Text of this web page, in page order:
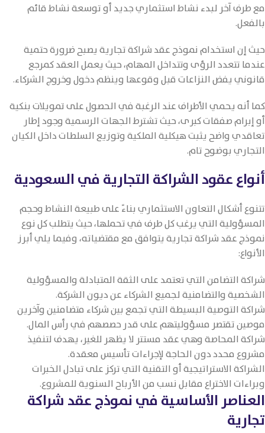
مع طرف آخر لبدء نشاط استثماري جديد أو توسعة نشاط قائم
بالفعل.
حيث إن استخدام نموذج عقد شراكة تجارية يصبح ضرورة حتمية
عندما تتعدد الرؤى وتتداخل المهام، حيث يعمل العقد كمرجع
قانوني يفض النزاعات قبل وقوعها وينظم دخول وخروج الشركاء.
كما أنه يحمي الأطراف عند الرغبة في الحصول على تمويلات بنكية
أو إبرام صفقات كبرى، حيث تشترط الجهات الرسمية وجود إطار
تعاقدي واضح يثبت هيكلية الملكية وتوزيع السلطات داخل الكيان
التجاري بوضوح تام.
أنواع عقود الشراكة التجارية في السعودية
تتنوع أشكال التعاون الاستثماري بناءً على طبيعة النشاط وحجم
المسؤولية التي يرغب كل طرف في تحملها، حيث يتطلب كل نوع
نموذج عقد شراكة تجارية يتوافق مع مقتضياته، وفيما يلي أبرز
الأنواع:
شراكة التضامن التي تعتمد على الثقة المتبادلة والمسؤولية
الشخصية والتضامنية لجميع الشركاء عن ديون الشركة.
شراكة التوصية البسيطة التي تجمع بين شركاء متضامنين وآخرين
موصين تقتصر مسؤوليتهم على قدر حصصهم في رأس المال.
شراكة المحاصة وهي عقد مستتر لا يظهر للغير، يهدف لتنفيذ
مشروع محدد دون الحاجة لإجراءات تأسيس معقدة.
الشراكة الاستراتيجية أو التقنية التي تركز على تبادل الخبرات
وبراءات الاختراع مقابل نسب من الأرباح السنوية للمشروع.
العناصر الأساسية في نموذج عقد شراكة
تجارية